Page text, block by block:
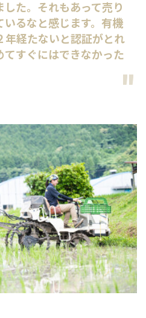
た。それもあって売り
いるなと感じます。有機
年経たないと認証がとれ
てすぐにはできなかった